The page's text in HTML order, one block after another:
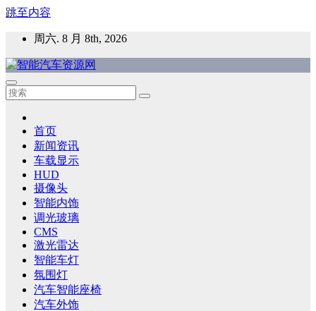
跳至内容
周六. 8 月 8th, 2026
智能汽车资源网
智能表面，智能内饰，新能源汽车，HMI，人车交互，智能车
首页
新闻资讯
车载显示
HUD
摄像头
智能内饰
调光玻璃
CMS
激光雷达
智能车灯
氛围灯
汽车智能座椅
汽车外饰